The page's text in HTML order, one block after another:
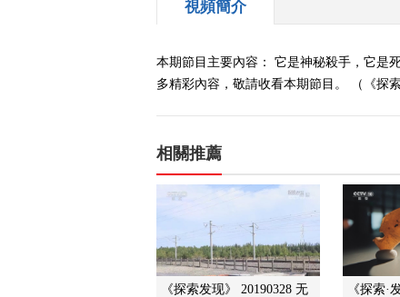
視頻簡介
本期節目主要內容： 它是神秘殺手，它是
多精彩內容，敬請收看本期節目。 （《探
相關推薦
《探索发现》 20190328 无
《探索·